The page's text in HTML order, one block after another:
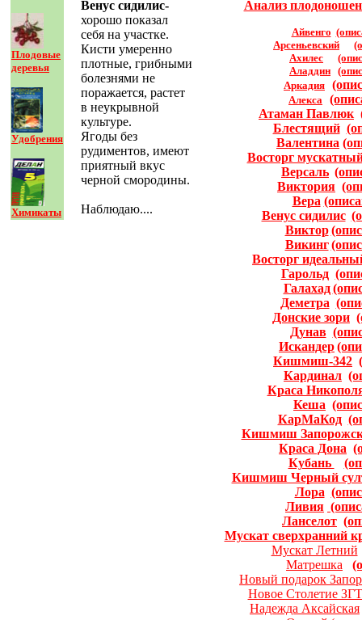
Плодовые
деревья
Удобрения
Химикаты
Венус сидилис-
хорошо показал
себя на участке.
Кисти умеренно
плотные, грибными
болезнями не
поражается, растет
в неукрывной
культуре.
Ягоды без
рудиментов, имеют
приятный вкус
черной смородины.
Наблюдаю....
Анализ
Айвенго
Арсеньевский
Ахилес
Аладдин
Аркадия
Алекса
Атаман Павлюк
Блестящий
Валентина
Восторг
Версаль
Виктория
Вера
Венус сидилис
Виктор
Викинг
Восторг
Гарольд
Галахад
Деметра
Донские зори
Дунав
Искандер
Кишмиш-342
Кардинал
Краса
Кеша
КарМаКод
Кишмиш
Краса Дона
Кубань
Кишмиш Черный
Лора
Ливия
Ланселот
Мускат сверхранний
Мускат Летний
Матрешка
Новый подарок
Новое Столетие
Надежда Аксайская